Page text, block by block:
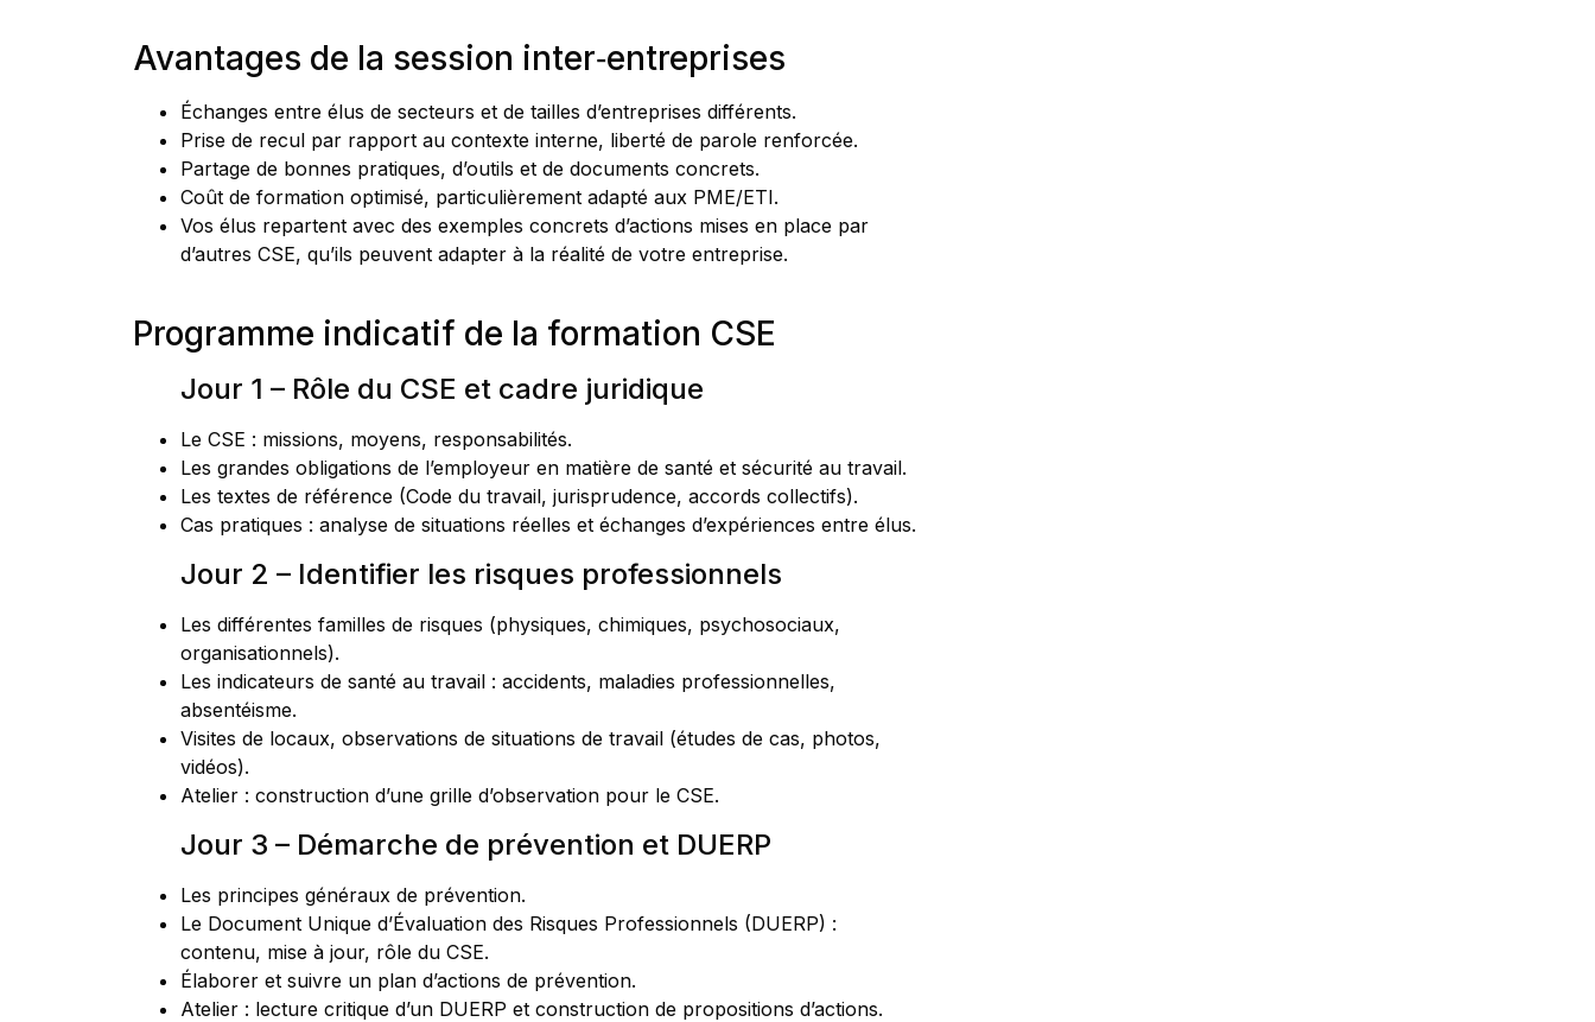
Avantages de la session inter‑entreprises
Échanges entre élus de secteurs et de tailles d’entreprises différents.
Prise de recul par rapport au contexte interne, liberté de parole renforcée.
Partage de bonnes pratiques, d’outils et de documents concrets.
Coût de formation optimisé, particulièrement adapté aux PME/ETI.
Vos élus repartent avec des exemples concrets d’actions mises en place par
d’autres CSE, qu’ils peuvent adapter à la réalité de votre entreprise.
Programme indicatif de la formation CSE
Jour 1 – Rôle du CSE et cadre juridique
Le CSE : missions, moyens, responsabilités.
Les grandes obligations de l’employeur en matière de santé et sécurité au travail.
Les textes de référence (Code du travail, jurisprudence, accords collectifs).
Cas pratiques : analyse de situations réelles et échanges d’expériences entre élus.
Jour 2 – Identifier les risques professionnels
Les différentes familles de risques (physiques, chimiques, psychosociaux,
organisationnels).
Les indicateurs de santé au travail : accidents, maladies professionnelles,
absentéisme.
Visites de locaux, observations de situations de travail (études de cas, photos,
vidéos).
Atelier : construction d’une grille d’observation pour le CSE.
Jour 3 – Démarche de prévention et DUERP
Les principes généraux de prévention.
Le Document Unique d’Évaluation des Risques Professionnels (DUERP) :
contenu, mise à jour, rôle du CSE.
Élaborer et suivre un plan d’actions de prévention.
Atelier : lecture critique d’un DUERP et construction de propositions d’actions.